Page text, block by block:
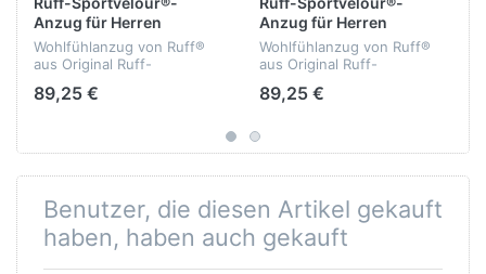
Anzug für Herren
Wohlfühlanzug von Ruff®
aus Original Ruff-
formbeständig -
Qualität: 75% Baumwolle,...
89,25 €
Anzug für Herren
Wohlfühlanzug von Ruff®
aus Original Ruff-
formbeständig -
temperaturausgleichend -
Qualität: 75% Baumwolle,...
89,25 €
Benutzer, die diesen Artikel gekauft
haben, haben auch gekauft